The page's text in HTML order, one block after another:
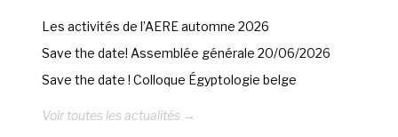
Les activités de l’AERE automne 2026
Save the date! Assemblée générale 20/06/2026
Save the date ! Colloque Égyptologie belge
Voir toutes les actualités →